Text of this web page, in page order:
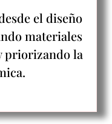
el diseño
materiales
priorizando la